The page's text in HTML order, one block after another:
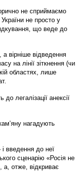
не сприймаємо
не просто у
що веде до
вірніше відведення
на лінії зіткнення (чи
областях, лише
легалізації анексії
нагадують
введення до неї
сценарію «Росія не
а, отже, відкриває